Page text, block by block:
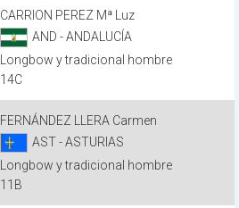
CARRION PEREZ Mª Luz
AND - ANDALUCÍA
Longbow y tradicional hombre
14C
FERNÁNDEZ LLERA Carmen
AST - ASTURIAS
Longbow y tradicional hombre
11B